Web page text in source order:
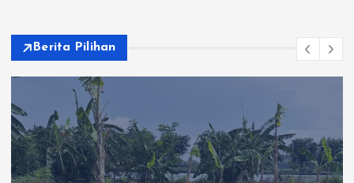
Berita Pilihan